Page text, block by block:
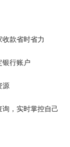
款省时省力
银行账户
源
，实时掌控自己